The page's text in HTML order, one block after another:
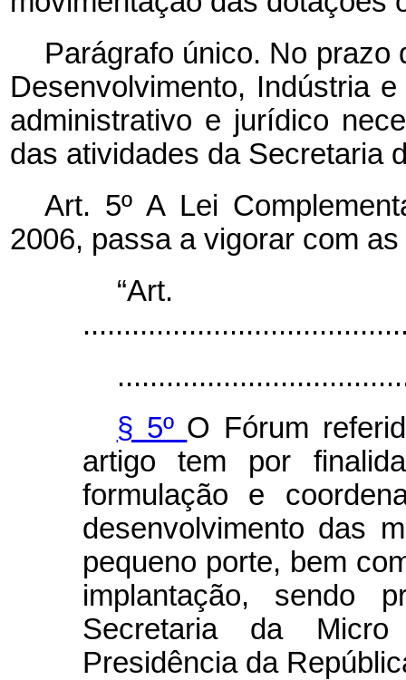
Parágrafo único. No
Desenvolvimento, Indústria
administrativo e jurídico
das atividades da Secretaria
Art. 5º A Lei
2006, passa a vigorar com
§ 5º O Fórum
artigo tem por
formulação e
desenvolvimento das
pequeno porte, bem
implantação, sendo
Secretaria da
Presidência da